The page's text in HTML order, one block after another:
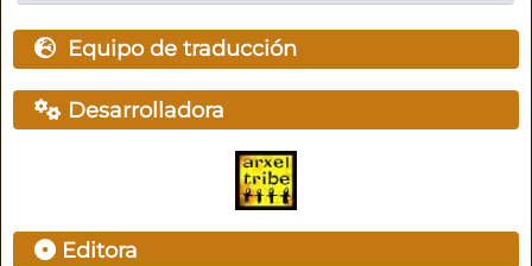
Equipo de traducción
Desarrolladora
Editora